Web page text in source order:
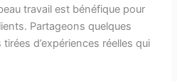
travail est bénéfique pour
Partageons quelques
d’expériences réelles qui